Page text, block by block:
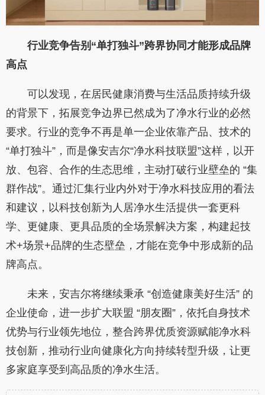
行业竞争告别“单打独斗”跨界协同才能形成品牌
高点
可以发现，在居民健康消费与生活品质持续升级
的背景下，拓展竞争边界已然成为了净水行业的必然
要求。行业的竞争不再是单一企业依靠产品、技术的
“单打独斗”，而是像安吉尔“净水科技联盟”这样，以开
放、包容、合作的生态思维，主动打破行业壁垒的 “集
群作战”。通过汇集行业内外对于净水科技应用的看法
和建议，以科技创新为人居净水生活提供一套更科
学、更健康、更具品质的全场景解决方案，构建起技
术+场景+品牌的生态壁垒，才能在竞争中形成新的品
牌高点。
未来，安吉尔将继续秉承 “创造健康美好生活” 的
企业使命，进一步扩大联盟 “朋友圈”，依托自身技术
优势与行业领先地位，整合跨界优质资源赋能净水科
技创新，推动行业向健康化方向持续转型升级，让更
多家庭享受到高品质的净水生活。